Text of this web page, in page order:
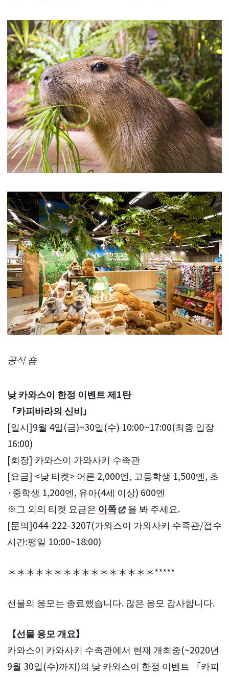
공식 숍
낮 카와스이 한정 이벤트 제1탄
「카피바라의 신비」
[일시]9월 4일(금)~30일(수) 10:00~17:00(최종 입장
16:00)
[회장] 카와스이 가와사키 수족관
[요금] <낮 티켓> 어른 2,000엔, 고등학생 1,500엔, 초
·중학생 1,200엔, 유아(4세 이상) 600엔
※그 외의 티켓 요금은 이쪽
을 봐 주세요.
[문의]044-222-3207(가와스이 가와사키 수족관/접수
시간:평일 10:00~18:00)
＊＊＊＊＊＊＊＊＊＊＊＊＊＊＊＊*****
선물의 응모는 종료했습니다. 많은 응모 감사합니다.
【선물 응모 개요】
카와스이 카와사키 수족관에서 현재 개최중(~2020년
9월 30일(수)까지)의 낮 카와스이 한정 이벤트 「카피